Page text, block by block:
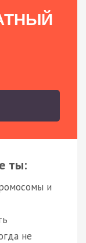
ты:
и
не